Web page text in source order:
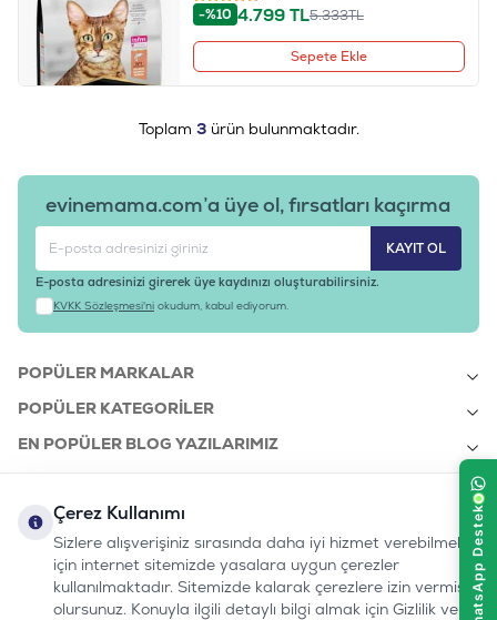
-%10 4.799TL5.333TL
Sepete Ekle
Toplam 3ürün bulunmaktadır.
evinemama.com’a üye ol, fırsatları kaçırma
KAYIT OL
E-posta adresinizi girerek üye kaydınızı oluşturabilirsiniz.
KVKK Sözleşmesi'ni okudum, kabul ediyorum.
POPÜLER MARKALAR
POPÜLER KATEGORILER
EN POPÜLER BLOG YAZILARIMIZ
KURUMSAL
bizi takip edin: 0232 7000 212
Çerez Kullanımı
Sizlere alışverişiniz sırasında daha iyi hizmet verebilmek
için internet sitemizde yasalara uygun çerezler
kullanılmaktadır. Sitemizde kalarak çerezlere izin vermiş
olursunuz. Konuyla ilgili detaylı bilgi almak için Gizlilik ve